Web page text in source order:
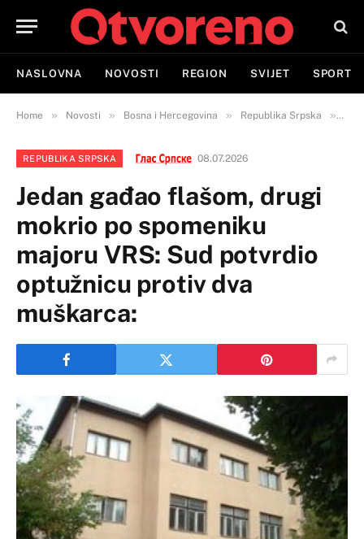
NASLOVNA NOVOSTI REGION SVIJET SPORT
Home » Novosti » Bosna i Hercegovina » Republika Srpska »
REPUBLIKA SRPSKA 08.07.2026
Jedan gađao flašom, drugi
mokrio po spomeniku
majoru VRS: Sud potvrdio
optužnicu protiv dva
muškarca: